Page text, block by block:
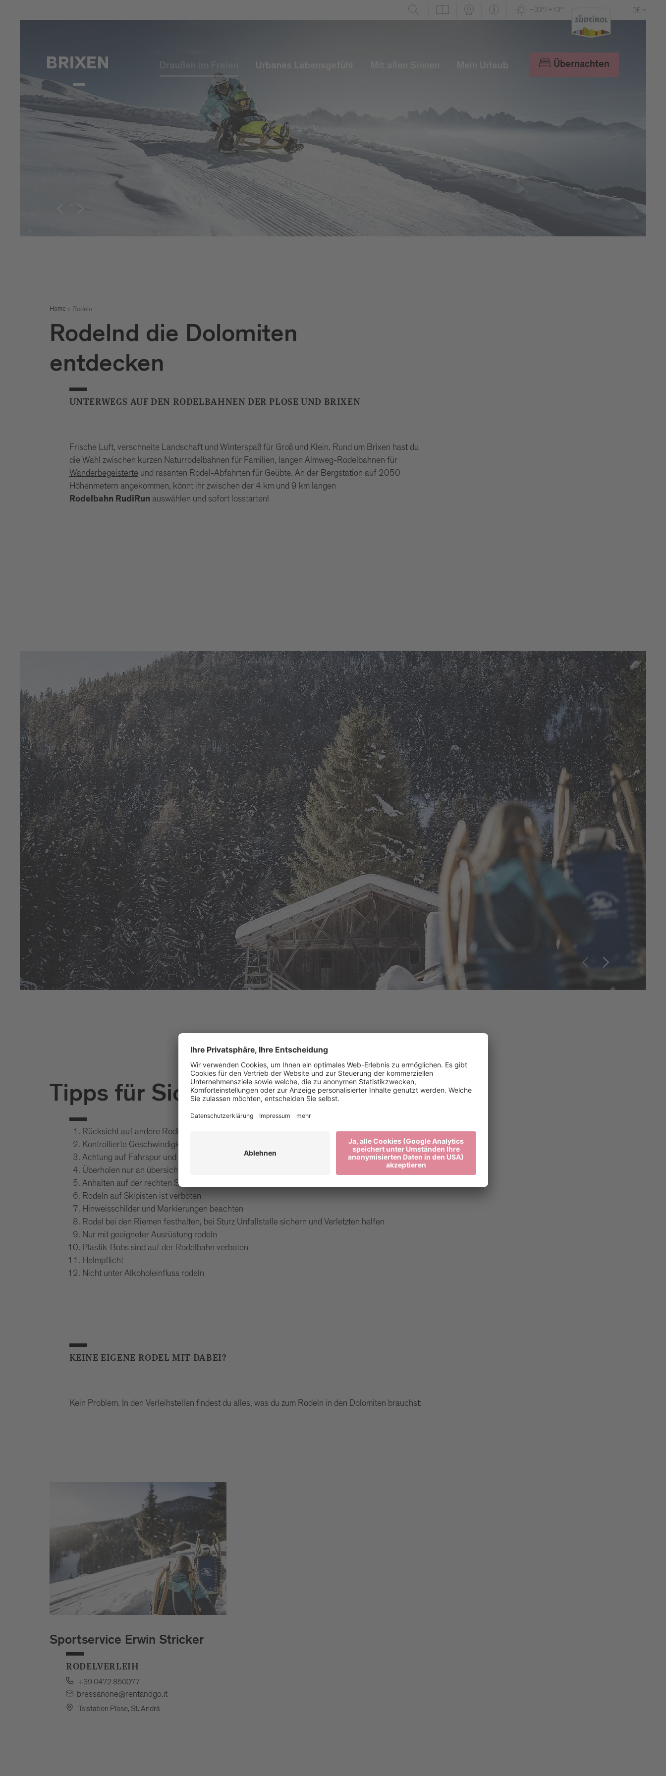
+33°/+13° DE
Urbanes Lebensgefühl Mein Urlaub Übernachten
Home Rodeln
Rodelnd die Dolomiten
entdecken
UNTERWEGS AUF DEN RODELBAHNEN DER PLOSE UND BRIXEN
Frische Luft, verschneite Landschaft und Winterspaß für Groß und Klein. Rund um Brixen hast du
die Wahl zwischen kurzen Naturrodelbahnen für Familien, langen Almweg-Rodelbahnen für
Wanderbegeisterte und rasanten Rodel-Abfahrten für Geübte. An der Bergstation auf 2050
Höhenmetern angekommen, könnt ihr zwischen der 4 km und 9 km langen
Rodelbahn RudiRun auswählen und sofort losstarten!
Tipps für Sicheres Rodeln
Rücksicht auf andere Rodler
Kontrollierte Geschwindigkeit
Achtung auf Fahrspur und Kreuzungen
Überholen nur an übersichtlichen Stellen
Anhalten auf der rechten Seite & nur an übersichtlichen Stellen
Rodeln auf Skipisten ist verboten
Hinweisschilder und Markierungen beachten
Rodel bei den Riemen festhalten, bei Sturz Unfallstelle sichern und Verletzten helfen
Nur mit geeigneter Ausrüstung rodeln
Plastik-Bobs sind auf der Rodelbahn verboten
Helmpflicht
Nicht unter Alkoholeinfluss rodeln
KEINE EIGENE RODEL MIT DABEI?
Kein Problem. In den Verleihstellen findest du alles, was du zum Rodeln in den Dolomiten brauchst:
Sportservice Erwin Stricker
RODELVERLEIH
+39 0472 850077
bressanone@rentandgo.it
Talstation Plose, St. Andrä